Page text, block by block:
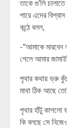
তাকে গু’লি
পারে এদের
কন্ঠে বলল,
-“আমাকে মারবেন
গেলে আমার
পৃথার কথায় ভ্রু
মাথা ঠিক আছে
পৃথার হাঁটু কাপলো
কি বলছে সে